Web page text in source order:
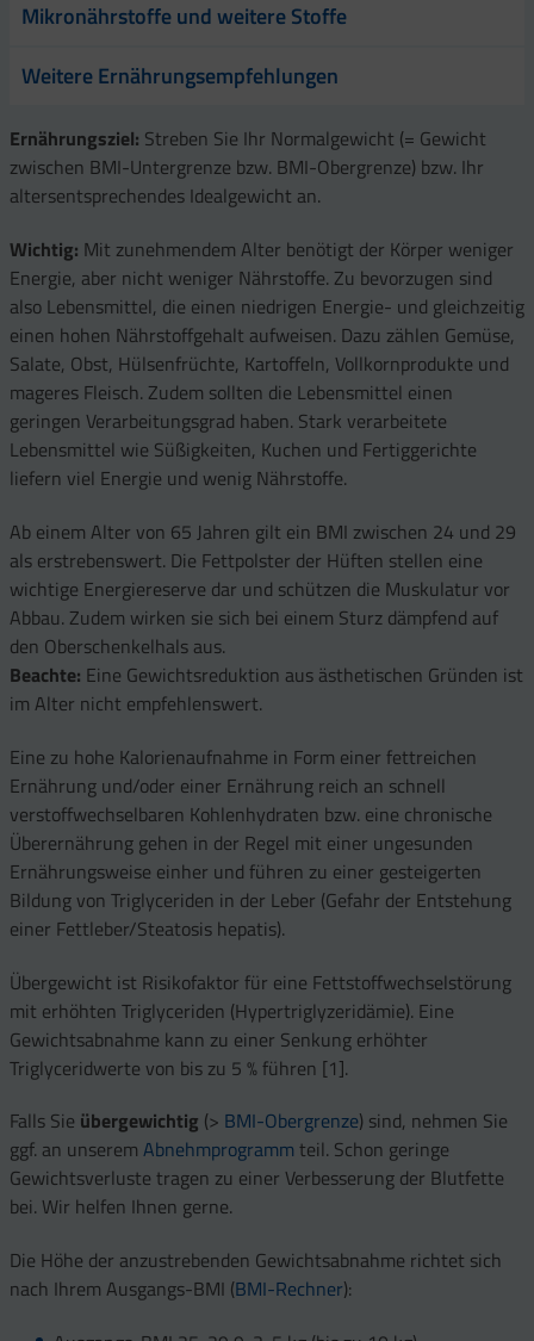
Mikronährstoffe und weitere Stoffe
Weitere Ernährungsempfehlungen
Ernährungsziel: Streben Sie Ihr Normalgewicht (= Gewicht
zwischen BMI-Untergrenze bzw. BMI-Obergrenze) bzw. Ihr
altersentsprechendes Idealgewicht an.
Wichtig: Mit zunehmendem Alter benötigt der Körper weniger
Energie, aber nicht weniger Nährstoffe. Zu bevorzugen sind
also Lebensmittel, die einen niedrigen Energie- und gleichzeitig
einen hohen Nährstoffgehalt aufweisen. Dazu zählen Gemüse,
Salate, Obst, Hülsenfrüchte, Kartoffeln, Vollkornprodukte und
mageres Fleisch. Zudem sollten die Lebensmittel einen
geringen Verarbeitungsgrad haben. Stark verarbeitete
Lebensmittel wie Süßigkeiten, Kuchen und Fertiggerichte
liefern viel Energie und wenig Nährstoffe.
Ab einem Alter von 65 Jahren gilt ein BMI zwischen 24 und 29
als erstrebenswert. Die Fettpolster der Hüften stellen eine
wichtige Energiereserve dar und schützen die Muskulatur vor
Abbau. Zudem wirken sie sich bei einem Sturz dämpfend auf
den Oberschenkelhals aus.
Beachte: Eine Gewichtsreduktion aus ästhetischen Gründen ist
im Alter nicht empfehlenswert.
Eine zu hohe Kalorienaufnahme in Form einer fettreichen
Ernährung und/oder einer Ernährung reich an schnell
verstoffwechselbaren Kohlenhydraten bzw. eine chronische
Überernährung gehen in der Regel mit einer ungesunden
Ernährungsweise einher und führen zu einer gesteigerten
Bildung von Triglyceriden in der Leber (Gefahr der Entstehung
einer Fettleber/Steatosis hepatis).
Übergewicht ist Risikofaktor für eine Fettstoffwechselstörung
mit erhöhten Triglyceriden (Hypertriglyzeridämie). Eine
Gewichtsabnahme kann zu einer Senkung erhöhter
Triglyceridwerte von bis zu 5 % führen [1].
Falls Sie übergewichtig (> BMI-Obergrenze) sind, nehmen Sie
ggf. an unserem Abnehmprogramm teil. Schon geringe
Gewichtsverluste tragen zu einer Verbesserung der Blutfette
bei. Wir helfen Ihnen gerne.
Die Höhe der anzustrebenden Gewichtsabnahme richtet sich
nach Ihrem Ausgangs-BMI (BMI-Rechner):